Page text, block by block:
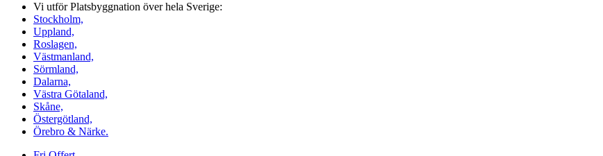
Vi utför Platsbyggnation över hela Sverige:
Stockholm,
Uppland,
Roslagen,
Västmanland,
Sörmland,
Dalarna,
Västra Götaland,
Skåne,
Östergötland,
Örebro & Närke.